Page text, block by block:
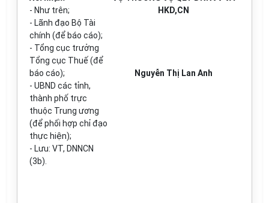
- Như trên;
- Lãnh đạo Bộ Tài
chính (để báo cáo);
- Tổng cục trưởng
Tổng cục Thuế (để
báo cáo);
- UBND các tỉnh,
thành phố trực
thuộc Trung ương
(đểphối hợp chỉđạo
thực hiện);
- Lưu: VT, DNNCN
(3b).
HKD,CN
Nguyễn Thị Lan Anh